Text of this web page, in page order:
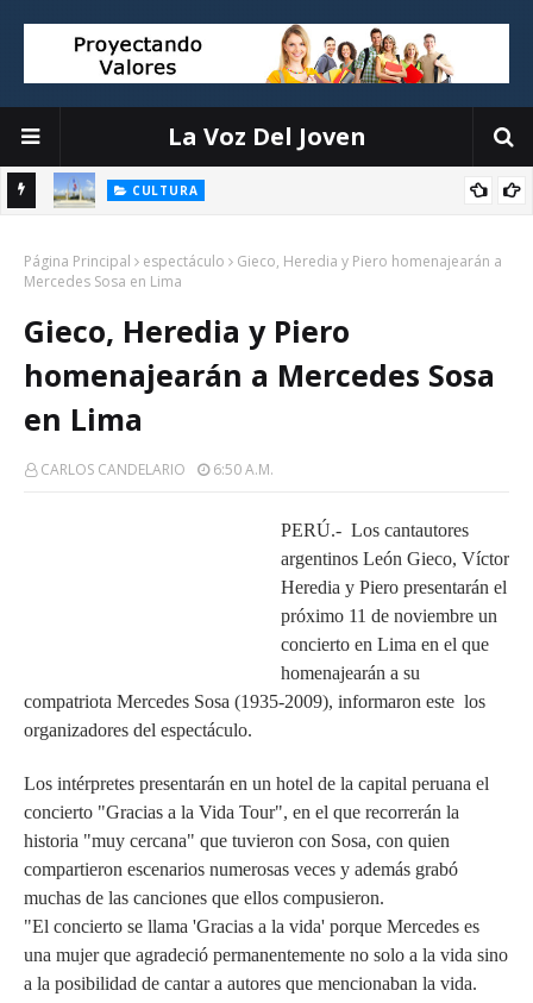
La Voz Del Joven
CULTURA
Primada de América
Página Principal espectáculo
Gieco, Heredia y Piero homenajearán a
Mercedes Sosa en Lima
Gieco, Heredia y Piero
homenajearán a Mercedes Sosa
en Lima
CARLOS CANDELARIO 6:50 A.m.
PERÚ.- Los cantautores
argentinos León Gieco, Víctor
Heredia y Piero presentarán el
próximo 11 de noviembre un
concierto en Lima en el que
homenajearán a su
compatriota Mercedes Sosa (1935-2009), informaron este los
organizadores del espectáculo.
Los intérpretes presentarán en un hotel de la capital peruana el
concierto "Gracias a la Vida Tour", en el que recorrerán la
historia "muy cercana" que tuvieron con Sosa, con quien
compartieron escenarios numerosas veces y además grabó
muchas de las canciones que ellos compusieron.
"El concierto se llama 'Gracias a la vida' porque Mercedes es
una mujer que agradeció permanentemente no solo a la vida sino
a la posibilidad de cantar a autores que mencionaban la vida.